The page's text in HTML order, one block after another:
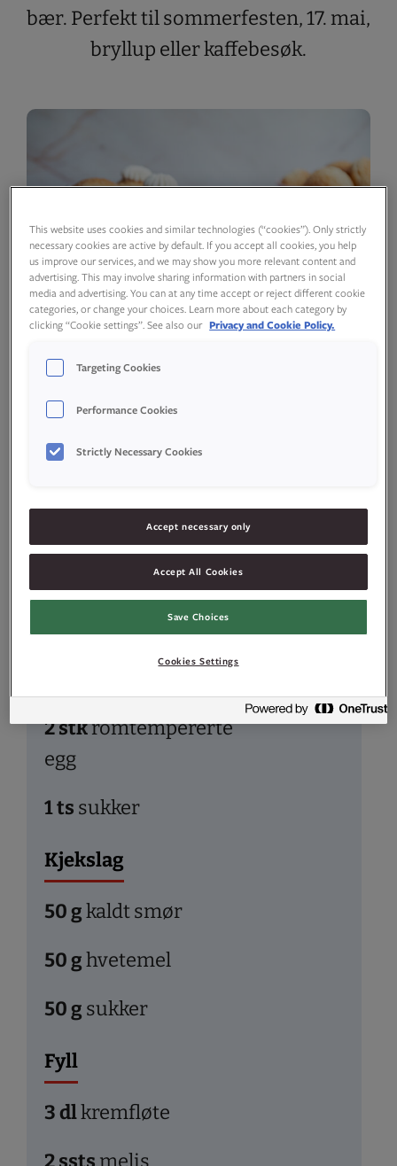
bær. Perfekt til sommerfesten, 17. mai,
bryllup eller kaffebesøk.
Ingredienser
55gmeierismør
2stkromtempererte
egg
1ts sukker
Kjekslag
50gkaldt smør
50ghvetemel
50g sukker
Fyll
3dlkremfløte
This website uses cookies and similar technologies (“cookies”). Only strictly
necessary cookies are active by default. If you accept all cookies, you help
us improve our services, and we may show you more relevant content and
advertising. This may involve sharing information with partners in social
media and advertising. You can at any time accept or reject different cookie
categories, or change your choices. Learn more about each category by
clicking “Cookie settings”. See also our Privacy and Cookie Policy.
Targeting Cookies
Performance Cookies
Strictly Necessary Cookies
Accept necessary only
Accept All Cookies
Save Choices
Cookies Settings